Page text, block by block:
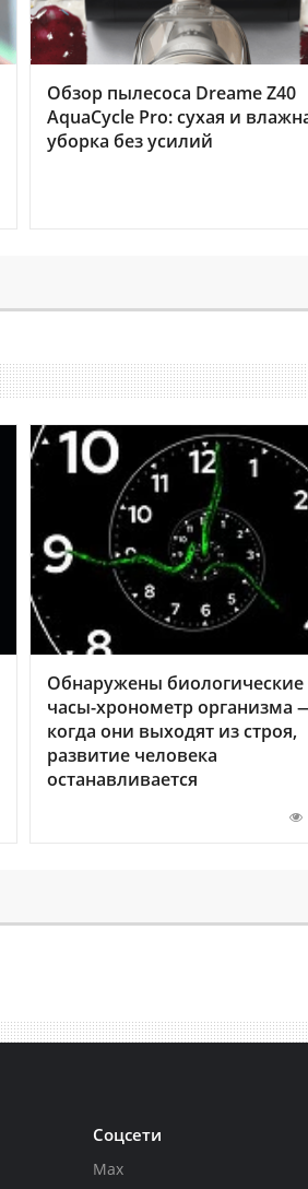
Обзор пылесоса Dreame Z40
AquaCycle Pro: сухая и
уборка без усилий
Обнаружены биологические
часы-хронометр организма
когда они выходят из строя,
развитие человека
останавливается
Соцсети
Max